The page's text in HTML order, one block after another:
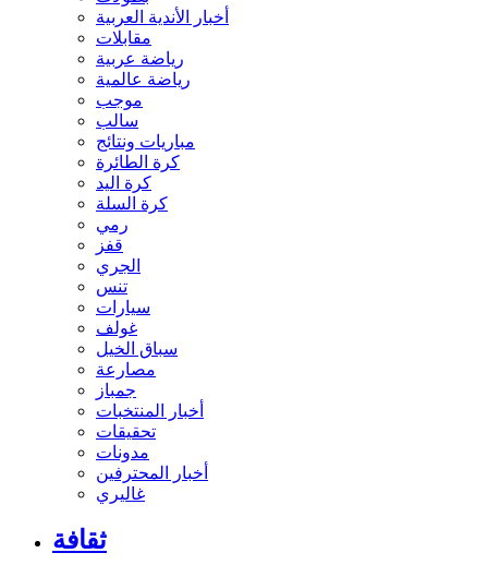
أخبار الأندية العربية
مقابلات
رياضة عربية
رياضة عالمية
موجب
سالب
مباريات ونتائج
كرة الطائرة
كرة اليد
كرة السلة
رمي
قفز
الجري
تنس
سيارات
غولف
سباق الخيل
مصارعة
جمباز
أخبار المنتخبات
تحقيقات
مدونات
أخبار المحترفين
غاليري
ثقافة